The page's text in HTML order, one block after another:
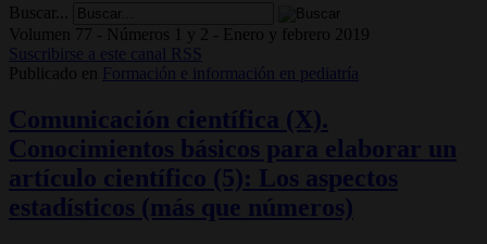
Buscar...
Volumen 77 - Números 1 y 2 - Enero y febrero 2019
Suscribirse a este canal RSS
Publicado en
Formación e información en pediatría
Comunicación científica (X).
Conocimientos básicos para elaborar un
artículo científico (5): Los aspectos
estadísticos (más que números)